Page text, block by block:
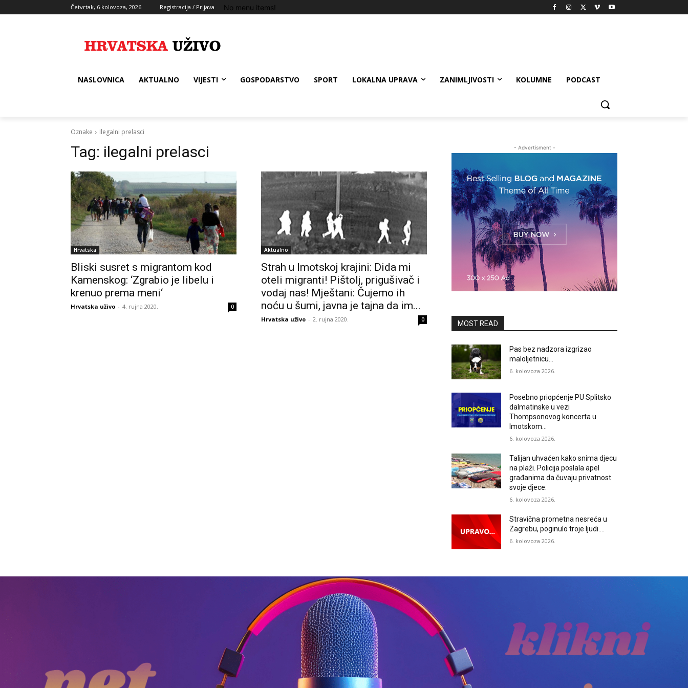
Četvrtak, 6 kolovoza, 2026 Registracija / Prijava No menu items!
NASLOVNICA AKTUALNO VIJESTI GOSPODARSTVO SPORT LOKALNA UPRAVA ZANIMLJIVOSTI KOLUMNE PODCAST
Oznake Ilegalni prelasci
Tag: ilegalni prelasci
Hrvatska
Bliski susret s migrantom kod
Kamenskog: ‘Zgrabio je libelu i
krenuo prema meni‘
Hrvatska uživo - 4. rujna 2020. 0
Aktualno
Strah u Imotskoj krajini: Dida mi
oteli migranti! Pištolj, prigušivač i
vodaj nas! Mještani: Čujemo ih
noću u šumi, javna je tajna da im...
Hrvatska uživo - 2. rujna 2020. 0
- Advertisment -
MOST READ
Pas bez nadzora izgrizao
maloljetnicu…
6. kolovoza 2026.
Posebno priopćenje PU Splitsko
dalmatinske u vezi
Thompsonovog koncerta u
Imotskom…
6. kolovoza 2026.
Talijan uhvaćen kako snima djecu
na plaži. Policija poslala apel
građanima da čuvaju privatnost
svoje djece.
6. kolovoza 2026.
Stravična prometna nesreća u
Zagrebu, poginulo troje ljudi….
6. kolovoza 2026.